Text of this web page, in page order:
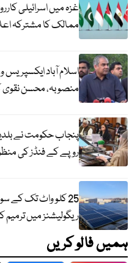
ممالک کا مشترکہ
اسلام آباد
منصوبہ، محسن نقوی
روپے کے فنڈز کی
25 کلو واٹ تک کے
ریگولیشنز میں ترمیم
ہمیں فالو کریں